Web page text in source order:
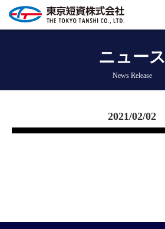
ニュース
News Release
2021/02/02